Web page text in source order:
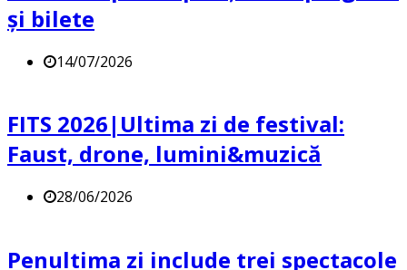
și bilete
14/07/2026
FITS 2026|Ultima zi de festival:
Faust, drone, lumini&muzică
28/06/2026
Penultima zi include trei spectacole